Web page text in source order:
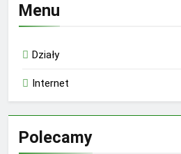
Menu
Działy
Internet
Polecamy